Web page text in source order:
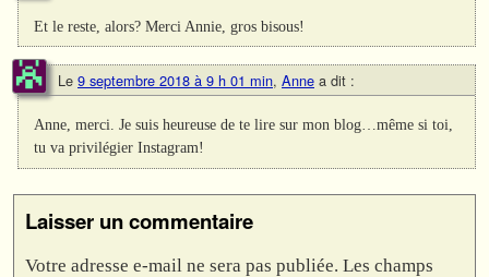
Et le reste, alors? Merci Annie, gros bisous!
Le 9 septembre 2018 à 9 h 01 min, Anne a dit :
Anne, merci. Je suis heureuse de te lire sur mon blog…même si toi,
tu va privilégier Instagram!
Laisser un commentaire
Votre adresse e-mail ne sera pas publiée. Les champs